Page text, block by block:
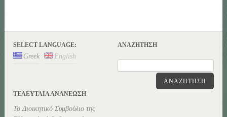
SELECT LANGUAGE:
Greek English
ΑΝΑΖΉΤΗΣΗ
ΑΝΑΖΉΤΗΣΗ
ΤΕΛΕΥΤΑΊΑ ΑΝΑΝΕΏΣΗ
Το Διοικητικό Συμβούλιο της